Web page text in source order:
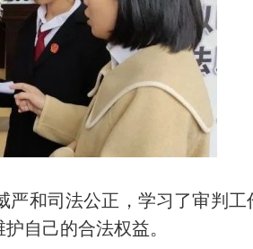
和司法公正，学习了审判工
自己的合法权益。